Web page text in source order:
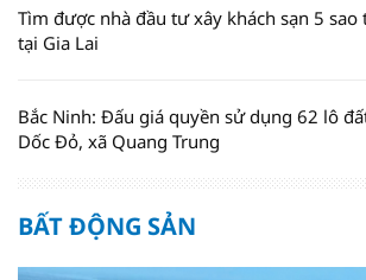
Tìm được nhà đầu tư xây khách sạn 5 sao
tại Gia Lai
Bắc Ninh: Đấu giá quyền sử dụng 62 lô
Dốc Đỏ, xã Quang Trung
BẤT ĐỘNG SẢN